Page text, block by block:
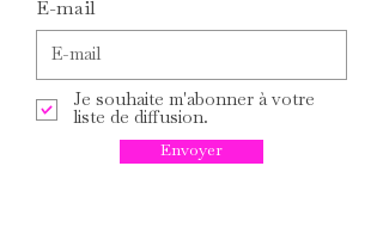
E-mail
Je souhaite m'abonner à votre
liste de diffusion.
Envoyer